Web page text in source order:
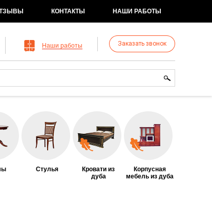
КОНТАКТЫ НАШИ РАБОТЫ
Наши работы Заказать звонок
Стулья
Кровати из
дуба
Корпусная
мебель из дуба